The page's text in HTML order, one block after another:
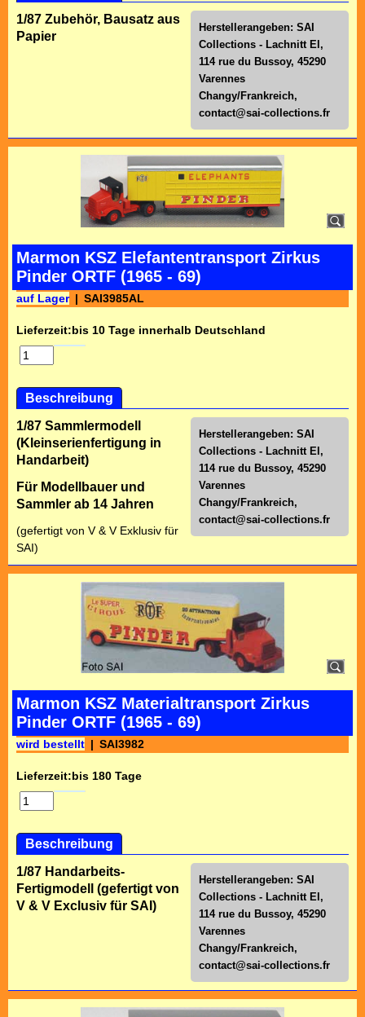
Herstellerangeben: SAI
Collections - Lachnitt El,
114 rue du Bussoy, 45290
Varennes
Changy/Frankreich,
contact@sai-collections.fr
1/87 Zubehör, Bausatz aus
Papier
Marmon KSZ Elefantentransport Zirkus
Pinder ORTF (1965 - 69)
auf Lager SAI3985AL
Lieferzeit:bis 10 Tage innerhalb Deutschland
Beschreibung
Herstellerangeben: SAI
Collections - Lachnitt El,
114 rue du Bussoy, 45290
Varennes
Changy/Frankreich,
contact@sai-collections.fr
1/87 Sammlermodell
(Kleinserienfertigung in
Handarbeit)
Für Modellbauer und
Sammler ab 14 Jahren
(gefertigt von V & V Exklusiv für
SAI)
Marmon KSZ Materialtransport Zirkus
Pinder ORTF (1965 - 69)
wird bestellt SAI3982
Lieferzeit:bis 180 Tage
Beschreibung
Herstellerangeben: SAI
Collections - Lachnitt El,
114 rue du Bussoy, 45290
Varennes
Changy/Frankreich,
contact@sai-collections.fr
1/87 Handarbeits-
Fertigmodell (gefertigt von
V & V Exclusiv für SAI)